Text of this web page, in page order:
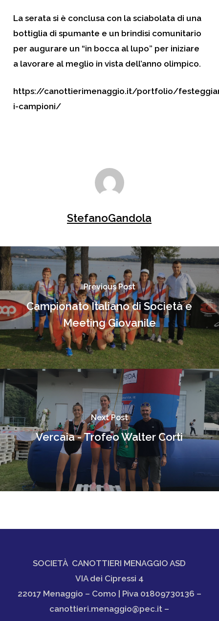
La serata si è conclusa con la sciabolata di una
bottiglia di spumante e un brindisi comunitario
per augurare un “in bocca al lupo” per iniziare
a lavorare al meglio in vista dell’anno olimpico.
https://canottierimenaggio.it/portfolio/
i-campioni/
StefanoGandola
Previous Post
Campionato Italiano di Società e
Meeting Giovanile
Next Post
Vercaia - Trofeo Walter Corti
SOCIETÀ CANOTTIERI MENAGGIO ASD
VIA dei Cipressi 4
22017 Menaggio – Como | Piva 01809730136 –
canottieri.menaggio@pec.it –